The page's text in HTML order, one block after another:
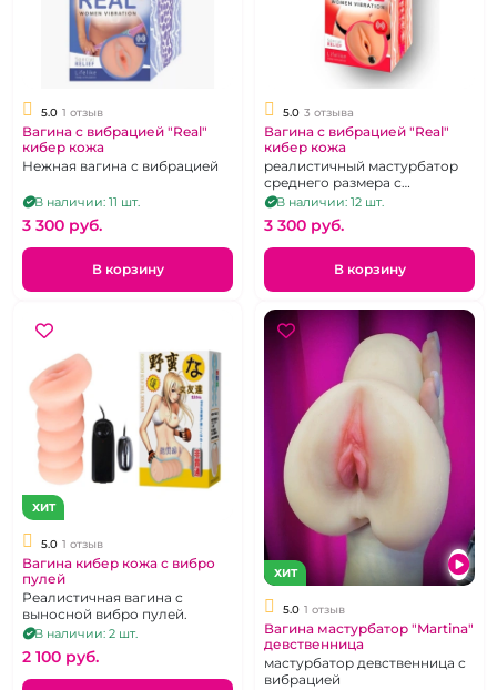
5.0 1 отзыв
Вагина с вибрацией "Real"
кибер кожа
Нежная вагина с вибрацией
В наличии: 11 шт.
3 300 pуб.
В корзину
5.0 3 отзыва
Вагина с вибрацией "Real"
кибер кожа
реалистичный мастурбатор
среднего размера с
вибропулей
В наличии: 12 шт.
3 300 pуб.
В корзину
ХИТ
5.0 1 отзыв
Вагина кибер кожа с вибро
пулей
Реалистичная вагина с
выносной вибро пулей.
В наличии: 2 шт.
2 100 pуб.
ХИТ
5.0 1 отзыв
Вагина мастурбатор "Martina"
девственница
мастурбатор девственница с
вибрацией